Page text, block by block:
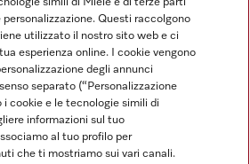
A 50 MESI CON OPZIONE 10 E TASSO
personalizzazione. Questi raccolgono
utilizzato il nostro sito web e ci
esperienza online. I cookie vengono
degli annunci
separato (“Personalizzazione
cookie e le tecnologie simili di
informazioni sul tuo
al tuo profilo per
che ti mostriamo sui vari canali.